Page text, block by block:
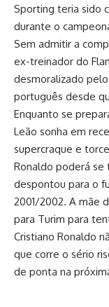
Sporting teria sido
durante o
Sem admitir a
ex-treinador do
desmoralizado
português desde
Enquanto se
Leão sonha em
supercraque e
Ronaldo poderá se
despontou para o
2001/2002. A mãe
para Turim para
Cristiano Ronaldo
que corre o sério
de ponta na